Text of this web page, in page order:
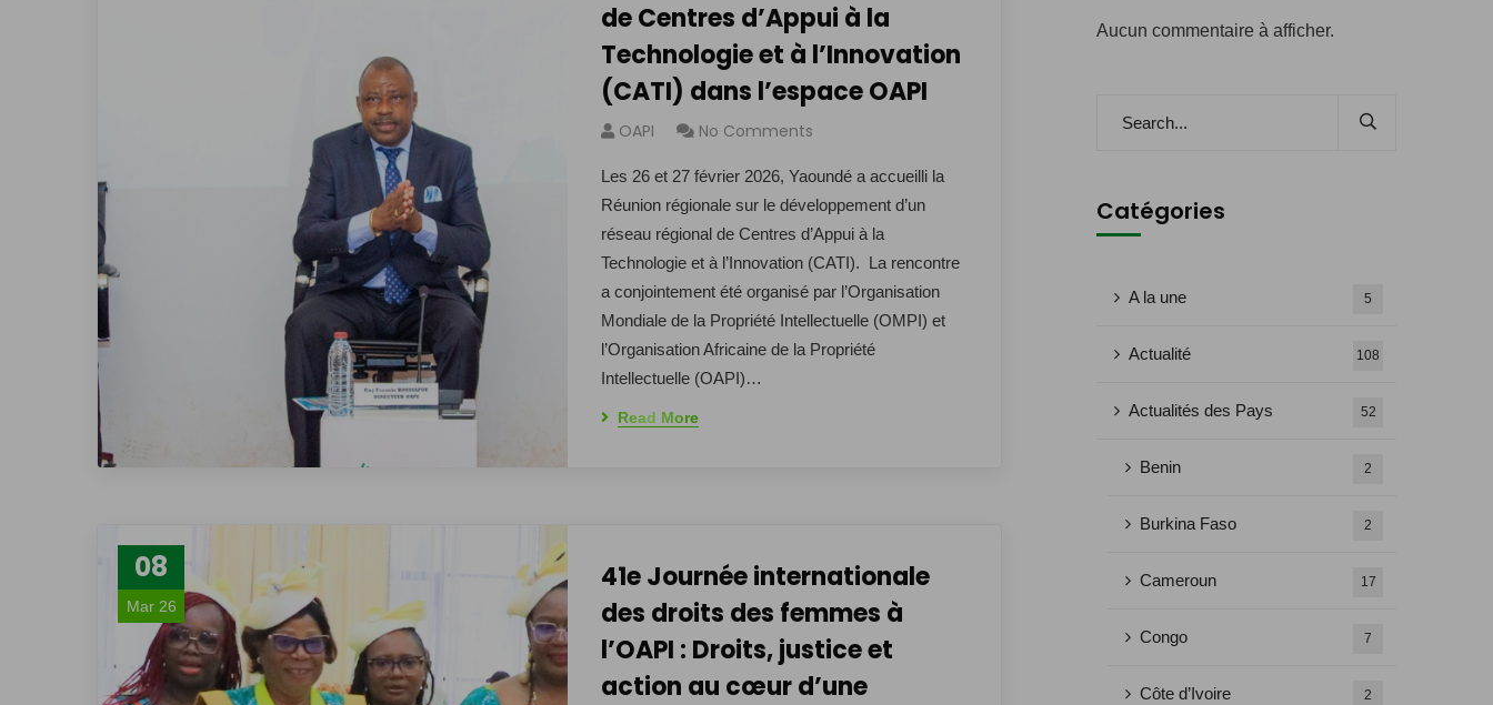
de Centres d’Appui à la
Technologie et à l’Innovation
(CATI) dans l’espace OAPI
OAPI No Comments
Les 26 et 27 février 2026, Yaoundé a accueilli la
Réunion régionale sur le développement d’un
réseau régional de Centres d’Appui à la
Technologie et à l’Innovation (CATI). La rencontre
a conjointement été organisé par l’Organisation
Mondiale de la Propriété Intellectuelle (OMPI) et
l’Organisation Africaine de la Propriété
Intellectuelle (OAPI)…
Read More
08
Mar 26
41e Journée internationale
des droits des femmes à
l’OAPI : Droits, justice et
action au cœur d’une
Aucun commentaire à afficher.
Catégories
A la une 5
Actualité 108
Actualités des Pays 52
Benin 2
Burkina Faso 2
Cameroun 17
Congo 7
Côte d’Ivoire 2